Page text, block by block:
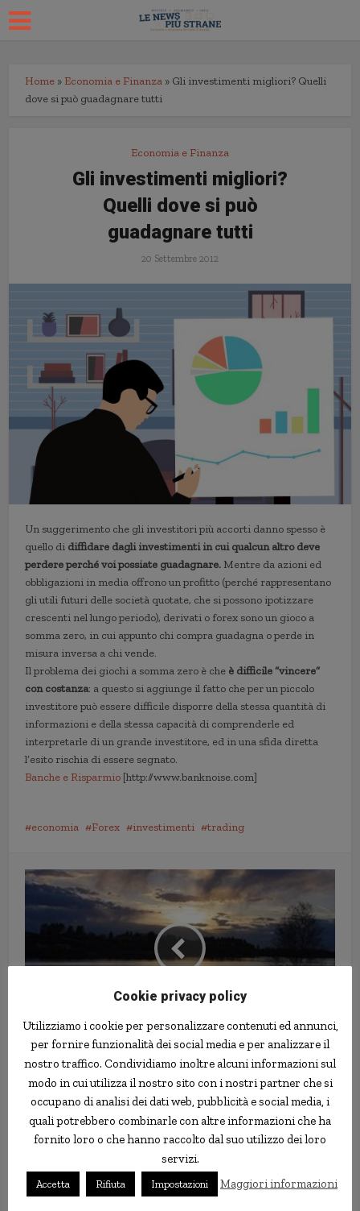
Home » Economia e Finanza » Gli investimenti migliori? Quelli
dove si può guadagnare tutti
Economia e Finanza
Gli investimenti migliori?
Quelli dove si può
guadagnare tutti
20 Settembre 2012
Un suggerimento che gli investitori più accorti danno spesso è
quello di diffidare dagli investimenti in cui qualcun altro deve
perdere perché voi possiate guadagnare. Mentre da azioni ed
obbligazioni in media offrono un profitto (perché rappresentano
gli utili futuri delle società quotate, che si possono ipotizzare
crescenti nel lungo periodo), derivati o forex sono un gioco a
somma zero, in cui appunto chi compra guadagna o perde in
misura inversa a chi vende.
Il problema dei giochi a somma zero è che è difficile “vincere”
con costanza: a questo si aggiunge il fatto che per un piccolo
investitore può essere difficile disporre della stessa quantità di
informazioni e della stessa capacità di comprenderle ed
interpretarle di un grande investitore, ed in una sfida diretta
l’esito rischia di essere segnato.
Banche e Risparmio [http://www.banknoise.com]
economia Forex investimenti trading
Donna nuota nel sonno, trovata a
1 km da casa
Cookie privacy policy
Utilizziamo i cookie per personalizzare contenuti ed annunci,
per fornire funzionalità dei social media e per analizzare il
nostro traffico. Condividiamo inoltre alcuni informazioni sul
modo in cui utilizza il nostro sito con i nostri partner che si
occupano di analisi dei dati web, pubblicità e social media, i
quali potrebbero combinarle con altre informazioni che ha
fornito loro o che hanno raccolto dal suo utilizzo dei loro
servizi.
Accetta Rifiuta Impostazioni Maggiori informazioni